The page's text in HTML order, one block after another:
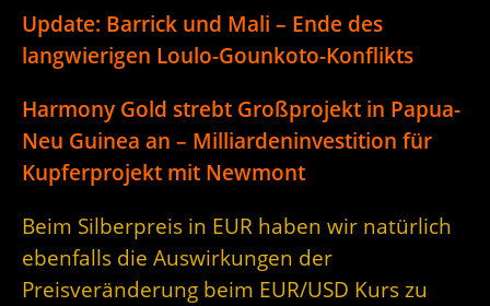
Update: Barrick und Mali – Ende des
langwierigen Loulo-Gounkoto-Konflikts
Harmony Gold strebt Großprojekt in Papua-
Neu Guinea an – Milliardeninvestition für
Kupferprojekt mit Newmont
Beim Silberpreis in EUR haben wir natürlich
ebenfalls die Auswirkungen der
Preisveränderung beim EUR/USD Kurs zu